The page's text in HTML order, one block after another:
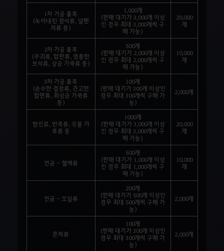
1차 가공 품목
(녹아내린 광석류, 널빤
지류 등)
1,000개
(판매 대기가 3,000개 이상
인 경우 최대 3,000개씩 구
매 가능)
20,000
개
2차 가공 품목
(주괴류, 합판류, 영롱한
보석류, 상급 가죽류 등)
500개
(판매 대기가 2,000개 이상
인 경우 최대 2,000개씩 구
매 가능)
10,000
개
3차 가공 품목
(순수한 결정류, 견고한
합판류, 최상급 가죽류
등)
100개
(판매 대기가 300개 이상인
경우 최대 300개씩 구매 가
능)
2,000개
향신료, 반죽류, 곡물 가
루류 등
1000개
(판매 대기가 3,000개 이상
인 경우 최대 3,000개씩 구
매 가능)
20,000
개
연금 - 혈액류
500개
(판매 대기가 1,000개 이상
인 경우 최대 1,000개씩 구
매 가능)
10,000
개
연금 - 오일류
200개
(판매 대기가 500개 이상인
경우 최대 500개씩 구매 가
능)
2,000개
흔적류
100개
(판매 대기가 300개 이상인
경우 최대 300개씩 구매 가
능)
2,000개